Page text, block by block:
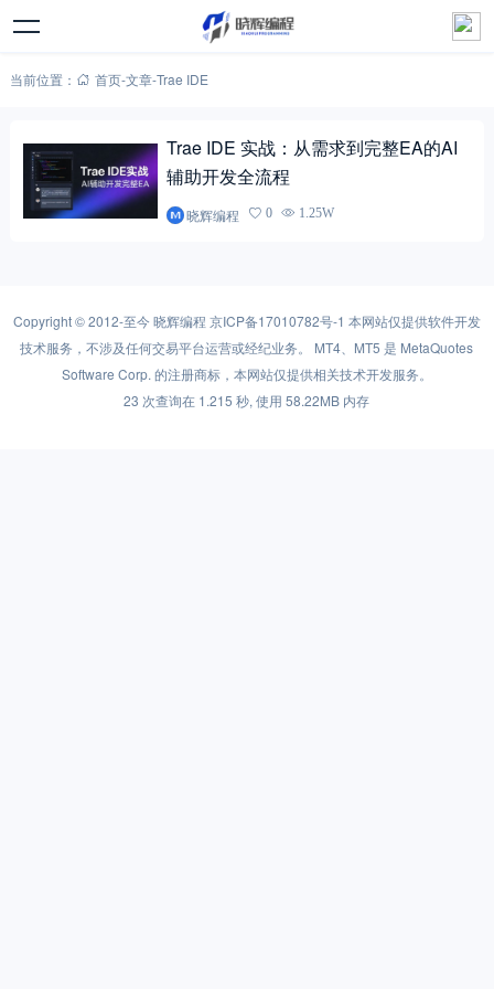
当前位置： 首页-文章-Trae IDE
Trae IDE 实战：从需求到完整EA的AI
辅助开发全流程
晓辉编程 0 1.25W
Copyright © 2012-至今晓辉编程 京ICP备17010782号-1 本网站仅提供软件开发
技术服务，不涉及任何交易平台运营或经纪业务。 MT4、MT5 是 MetaQuotes
Software Corp. 的注册商标，本网站仅提供相关技术开发服务。
23 次查询在 1.215 秒, 使用 58.22MB 内存